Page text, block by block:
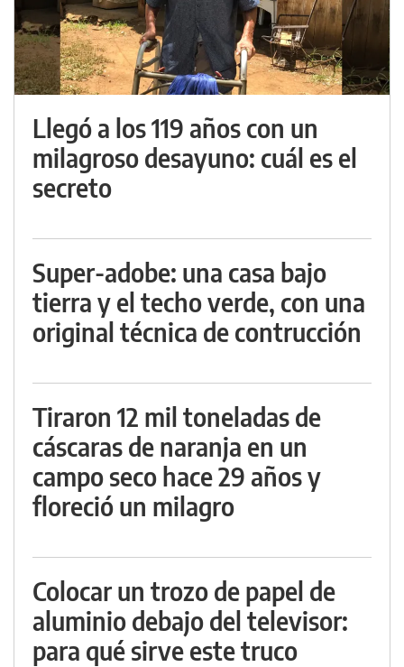
Llegó a los 119 años con un
milagroso desayuno: cuál es el
secreto
Super-adobe: una casa bajo
tierra y el techo verde, con una
original técnica de contrucción
Tiraron 12 mil toneladas de
cáscaras de naranja en un
campo seco hace 29 años y
floreció un milagro
Colocar un trozo de papel de
aluminio debajo del televisor:
para qué sirve este truco